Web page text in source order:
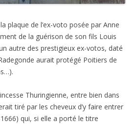
plaque de l’ex-voto posée par Anne
de la guérison de son fils Louis
autre des prestigieux ex-votos, daté
aurait protégé Poitiers de
Thuringienne, entre bien dans
tiré par les cheveux d’y faire entrer
qui, si elle a porté le titre